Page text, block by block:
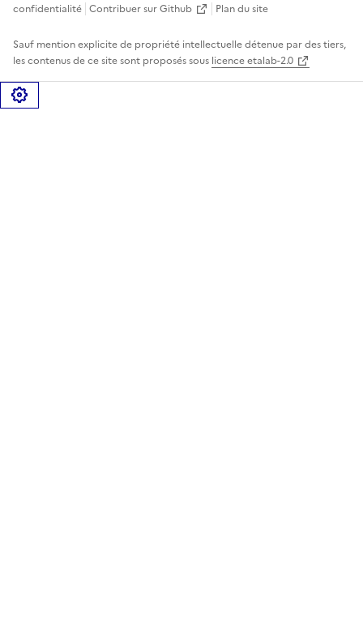
confidentialité Contribuer sur Github Plan du site
Sauf mention explicite de propriété intellectuelle détenue par des tiers,
les contenus de ce site sont proposés sous licence etalab-2.0
Gérer les cookies